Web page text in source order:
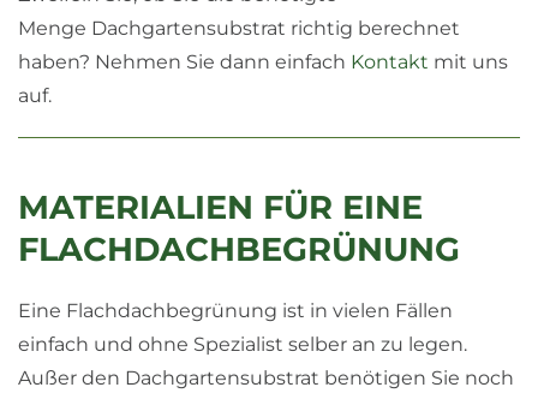
Menge Dachgartensubstrat richtig berechnet
haben? Nehmen Sie dann einfach Kontakt mit uns
auf.
MATERIALIEN FÜR EINE
FLACHDACHBEGRÜNUNG
Eine Flachdachbegrünung ist in vielen Fällen
einfach und ohne Spezialist selber an zu legen.
Außer den Dachgartensubstrat benötigen Sie noch